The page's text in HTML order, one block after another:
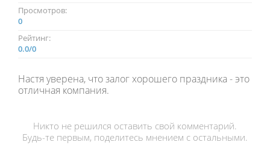
Просмотров:
0
Рейтинг:
0.0/0
Настя уверена, что залог хорошего праздника - это
отличная компания.
Никто не решился оставить свой комментарий.
Будь-те первым, поделитесь мнением с остальными.